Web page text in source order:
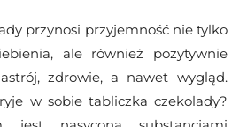
przynosi przyjemność nie tylko
ale również pozytywnie
zdrowie, a nawet wygląd.
w sobie tabliczka czekolady?